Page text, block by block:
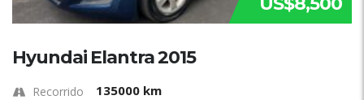
Hyundai Elantra 2015
Recorrido 135000 km